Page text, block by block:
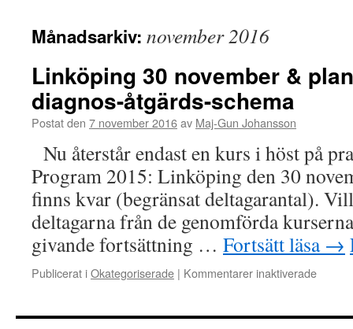
Månadsarkiv: november 2016
Linköping 30 november &
diagnos-åtgärds-schema
Postat den 7 november 2016av Maj-Gun Johansson
Nu återstår endast en kurs i höst på
Program 2015: Linköping den 30
finns kvar (begränsat deltagarantal).
deltagarna från de genomförda
givande fortsättning … Fortsätt läsa →
Publicerat iOkategoriserade | Kommentarer inaktiveradeför